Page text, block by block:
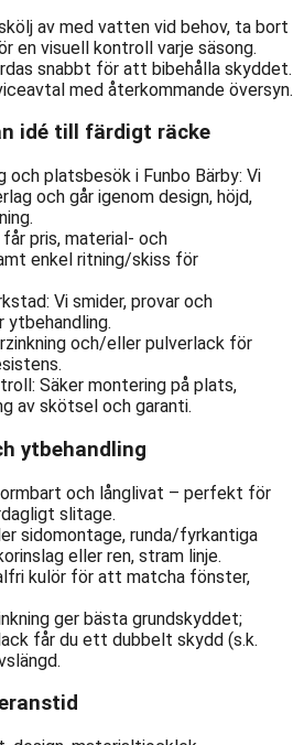
av med vatten vid behov, ta bort
en visuell kontroll varje säsong.
snabbt för att bibehålla skyddet.
med återkommande översyn.
idé till färdigt räcke
och platsbesök i Funbo Bärby: Vi
och går igenom design, höjd,
pris, material- och
enkel ritning/skiss för
Vi smider, provar och
ytbehandling.
och/eller pulverlack för
Säker montering på plats,
av skötsel och garanti.
ytbehandling
och långlivat – perfekt för
slitage.
sidomontage, runda/fyrkantiga
eller ren, stram linje.
kulör för att matcha fönster,
ger bästa grundskyddet;
får du ett dubbelt skydd (s.k.